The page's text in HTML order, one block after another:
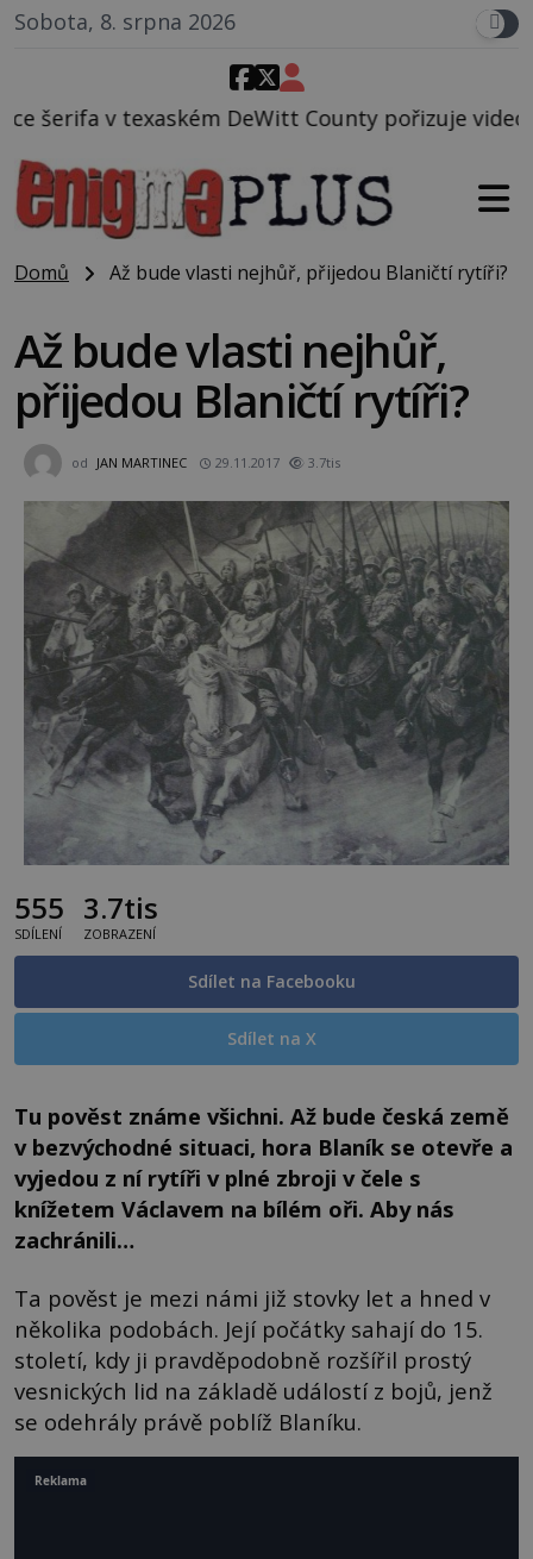
Sobota, 8. srpna 2026
County pořizuje video, na kterém před jeho
Domů Až bude vlasti nejhůř, přijedou Blaničtí rytíři?
Až bude vlasti nejhůř,
přijedou Blaničtí rytíři?
od JAN MARTINEC 29.11.2017 3.7tis
555
SDÍLENÍ
3.7tis
ZOBRAZENÍ
Sdílet na Facebooku
Sdílet na X
Tu pověst známe všichni. Až bude česká země
v bezvýchodné situaci, hora Blaník se otevře a
vyjedou z ní rytíři v plné zbroji v čele s
knížetem Václavem na bílém oři. Aby nás
zachránili…
Ta pověst je mezi námi již stovky let a hned v
několika podobách. Její počátky sahají do 15.
století, kdy ji pravděpodobně rozšířil prostý
vesnických lid na základě událostí z bojů, jenž
se odehrály právě poblíž Blaníku.
Reklama